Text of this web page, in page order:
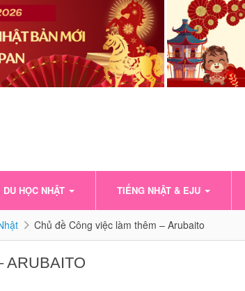
DU HỌC NHẬT TIẾNG NHẬT & EJU
Chủ đề Công việc làm thêm – Arubaito
ARUBAITO